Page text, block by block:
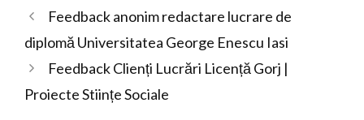
Feedback anonim redactare lucrare de
diplomă Universitatea George Enescu Iasi
Feedback Clienți Lucrări Licență Gorj |
Proiecte Stiințe Sociale